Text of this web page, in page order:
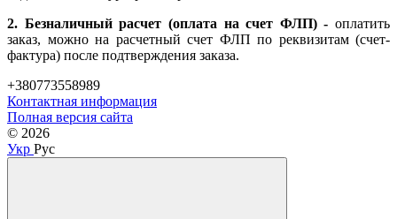
2. Безналичный расчет (оплата на счет ФЛП) - оплатить
заказ, можно на расчетный счет ФЛП по реквизитам (счет-
фактура) после подтверждения заказа.
+380773558989
Контактная информация
Полная версия сайта
© 2026
Укр Рус